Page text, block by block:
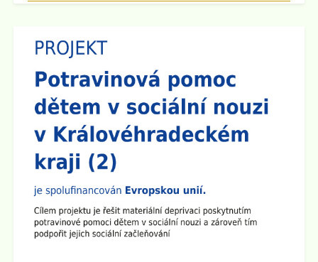
Dne 15.9. 2025 cca v 16:00 hod se po skončení
Plenární schůze SRPŠ budou konat třídní schůzky
jednotlivých tříd. Pokud dojde k malému zpoždění,
předem se omlouváme, učitelský sbor se půjde nejprve
představit do prvních a šestých tříd.
Zveřejněno: 8.9.2025
Plenární schůze SRPŠ
Dne 15.9. 2025 v 15:30 hod se v učebně 8.A na 2.
stupni školy koná Plenární schůze SRPŠ.